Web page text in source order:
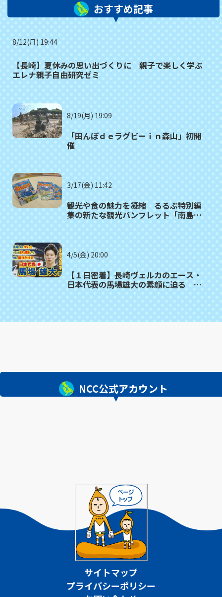
おすすめ記事
8/12(月) 19:44
【長崎】夏休みの思い出づくりに 親子で楽しく学ぶ
エレナ親子自由研究ゼミ
8/19(月) 19:09
「田んぼｄｅラグビーｉｎ森山」初開
催
3/17(金) 11:42
観光や食の魅力を凝縮 るるぶ特別編
集の新たな観光パンフレット「南島原
4/5(金) 20:00
【１日密着】長崎ヴェルカのエース・
日本代表の馬場雄大の素顔に迫る ヴ
NCC公式アカウント
サイトマップ
プライバシーポリシー